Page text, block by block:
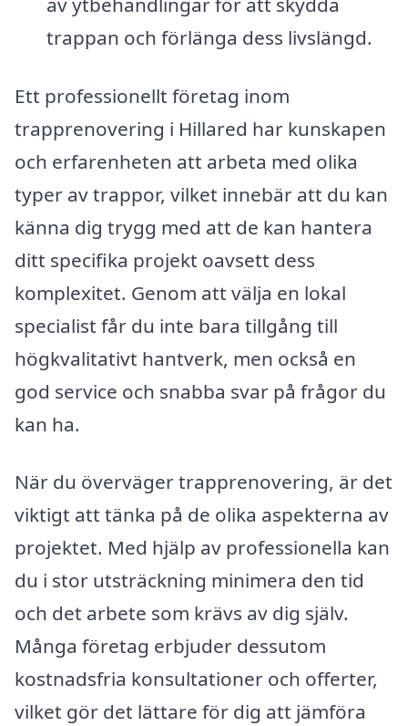
trappan och förlänga dess livslängd.
Ett professionellt företag inom
trapprenovering i Hillared har kunskapen
och erfarenheten att arbeta med olika
typer av trappor, vilket innebär att du kan
känna dig trygg med att de kan hantera
ditt specifika projekt oavsett dess
komplexitet. Genom att välja en lokal
specialist får du inte bara tillgång till
högkvalitativt hantverk, men också en
god service och snabba svar på frågor du
kan ha.
När du överväger trapprenovering, är det
viktigt att tänka på de olika aspekterna av
projektet. Med hjälp av professionella kan
du i stor utsträckning minimera den tid
och det arbete som krävs av dig själv.
Många företag erbjuder dessutom
kostnadsfria konsultationer och offerter,
vilket gör det lättare för dig att jämföra